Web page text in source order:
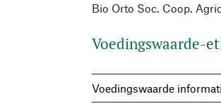
Bio Orto Soc. Coop.
Voedingswaarde-
Voedingswaarde